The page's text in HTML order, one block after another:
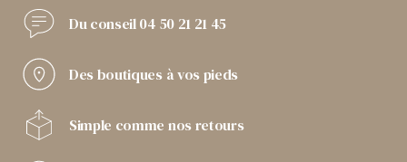
Du conseil04 50 21 21 45
Des boutiques à vos pieds
Simple comme nos retours